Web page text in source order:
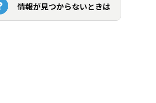
情報が見つからないときは